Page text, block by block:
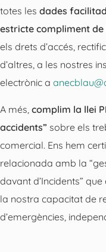
totes les dades
estricte compliment
els drets d’accés,
d’altres, a les nostres
electrònic a
A més, complim la llei
accidents” sobre els
comercial. Ens hem
relacionada amb la
davant d’Incidents”
la nostra capacitat de
d’emergències,